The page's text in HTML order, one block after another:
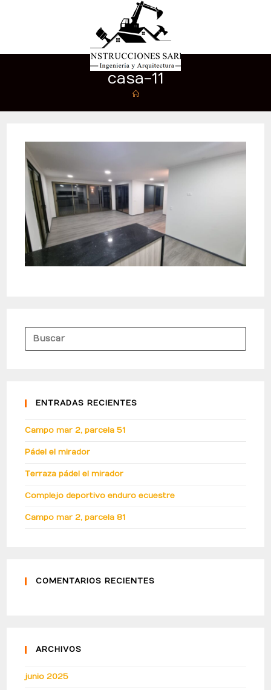
casa-11
ENTRADAS RECIENTES
Campo mar 2, parcela 51
Pádel el mirador
Terraza pádel el mirador
Complejo deportivo enduro ecuestre
Campo mar 2, parcela 81
COMENTARIOS RECIENTES
ARCHIVOS
junio 2025